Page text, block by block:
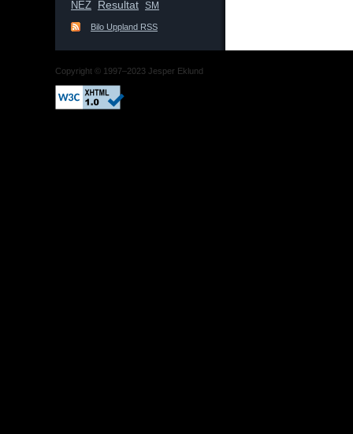
NEZ Resultat SM
Bilo Uppland RSS
Copyright © 1997–2023 Jesper Eklund